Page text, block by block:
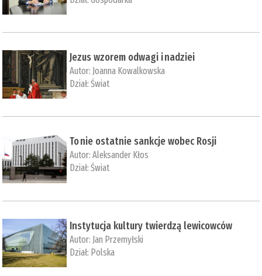
Jezus wzorem odwagi i nadziei
Autor: Joanna Kowalkowska
Dział:Świat
To nie ostatnie sankcje wobec Rosji
Autor:Aleksander Kłos
Dział:Świat
Instytucja kultury twierdzą lewicowców
Autor: Jan Przemyłski
Dział: Polska